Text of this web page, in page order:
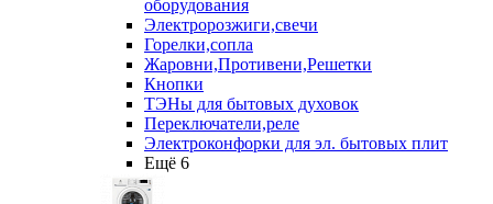
оборудования
Электророзжиги,свечи
Горелки,сопла
Жаровни,Противени,Решетки
Кнопки
ТЭНы для бытовых духовок
Переключатели,реле
Электроконфорки для эл. бытовых плит
Ещё 6